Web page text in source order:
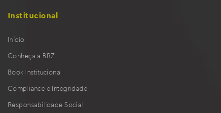
Início
Conheça a BRZ
Book Institucional
Compliance e Integridade
Responsabilidade Social
Prêmios e Certificações